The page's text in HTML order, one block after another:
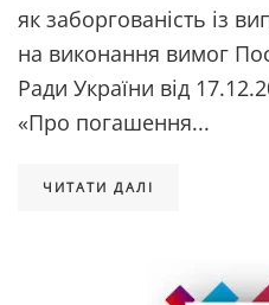
як заборгованість із
на виконання вимог
Ради України від
«Про погашення...
ЧИТАТИ ДАЛІ